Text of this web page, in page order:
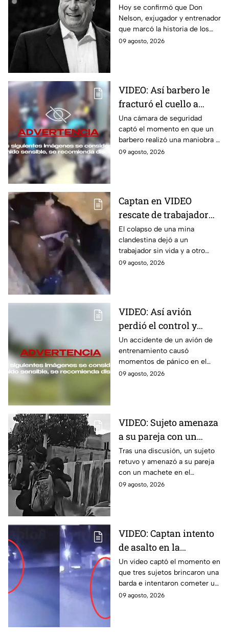
Boston Celtics y la NBA
Hoy se confirmó que Don
Nelson, exjugador y entrenador
que marcó la historia de los
Boston Celtics y la NBA, murió
09 agosto, 2026
VIDEO: Así barbero le
fracturó el cuello a
cliente durante ´masaje´
Una cámara de seguridad
captó el momento en que un
barbero realizó una maniobra a
modo de masaje y le fracturó
09 agosto, 2026
Captan en VIDEO
rescate de trabajador
en mina clandestina
colapsada en Santa
Rosa
El colapso de una mina
clandestina dejó a un
trabajador sin vida y a otro
atrapado a más de 45 metros
09 agosto, 2026
VIDEO: Así avión
perdió el control y
sufrió accidente; se
salió de la pista en
India
Un accidente de un avión de
entrenamiento causó
momentos de pánico en el
aeropuerto de Baramati, en el
09 agosto, 2026
VIDEO: Sujeto amenaza
a su pareja con un
machete en Santa
Lucía: Así la rescataron
Tras una discusión, un sujeto
retuvo y amenazó a su pareja
con un machete en el
municipio de Santa Lucía del
09 agosto, 2026
VIDEO: Captan intento
de asalto en la
carretera México-
Toluca; así intentaron
detener a conductor
Un video captó el momento en
que tres sujetos brincaron una
barda e intentaron cometer un
asalto en la carretera México-
09 agosto, 2026